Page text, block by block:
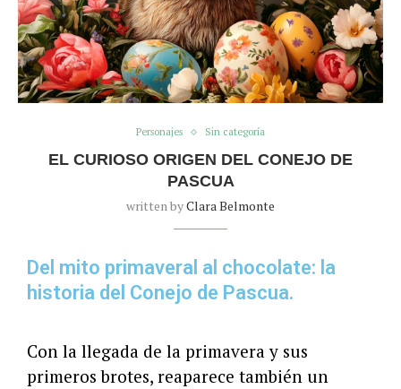
Personajes Sin categoría
EL CURIOSO ORIGEN DEL CONEJO DE
PASCUA
written byClara Belmonte
Del mito primaveral al chocolate: la
historia del Conejo de Pascua.
Con la llegada de la primavera y sus
primeros brotes, reaparece también un